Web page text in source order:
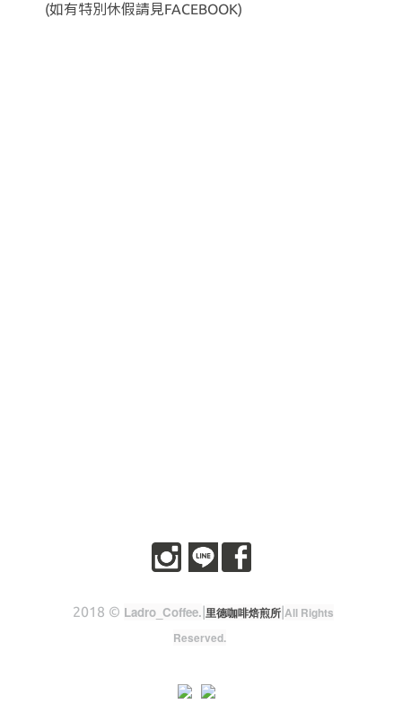
(如有特別休假請見FACEBOOK)
2018 © Ladro_Coffee.|里德咖啡焙煎所|All Rights
Reserved.